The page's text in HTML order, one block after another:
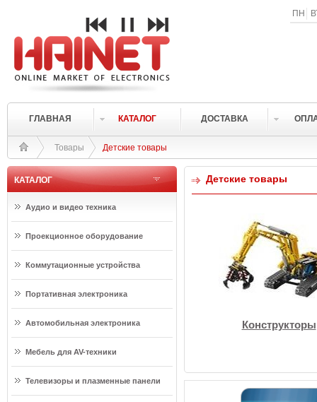
ПН
ГЛАВНАЯ КАТАЛОГ ДОСТАВКА
Товары Детские товары
КАТАЛОГ
Аудио и видео техника
Проекционное оборудование
Коммутационные устройства
Портативная электроника
Автомобильная электроника
Мебель для AV-техники
Телевизоры и плазменные панели
Детские товары
Конструкторы